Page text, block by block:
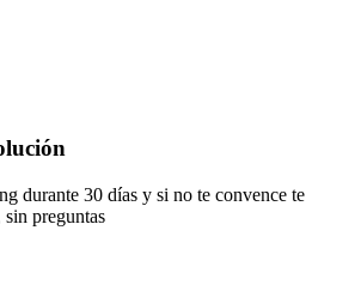
durante 30 días y si no te convence te
preguntas